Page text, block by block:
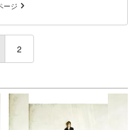
ージ
2